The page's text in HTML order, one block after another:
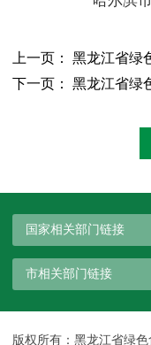
上一页： 黑龙江省
国家相关部门链接
市相关部门链接
版权所有：黑龙江省绿